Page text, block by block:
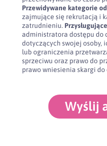
Przewidywane kategorie
zajmujące się rekrutacją i
zatrudnieniu.
administratora dostępu do
dotyczących swojej osoby,
lub ograniczenia
sprzeciwu oraz prawo do
prawo wniesienia skargi
Wyślij